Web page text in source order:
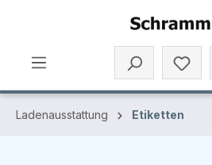
Zum Hauptinhalt springen
Ladenausstattung Etiketten